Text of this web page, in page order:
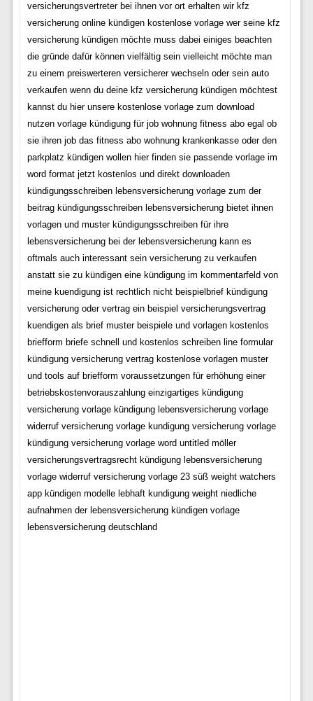
versicherungsvertreter bei ihnen vor ort erhalten wir kfz
versicherung online kündigen kostenlose vorlage wer seine kfz
versicherung kündigen möchte muss dabei einiges beachten
die gründe dafür können vielfältig sein vielleicht möchte man
zu einem preiswerteren versicherer wechseln oder sein auto
verkaufen wenn du deine kfz versicherung kündigen möchtest
kannst du hier unsere kostenlose vorlage zum download
nutzen vorlage kündigung für job wohnung fitness abo egal ob
sie ihren job das fitness abo wohnung krankenkasse oder den
parkplatz kündigen wollen hier finden sie passende vorlage im
word format jetzt kostenlos und direkt downloaden
kündigungsschreiben lebensversicherung vorlage zum der
beitrag kündigungsschreiben lebensversicherung bietet ihnen
vorlagen und muster kündigungsschreiben für ihre
lebensversicherung bei der lebensversicherung kann es
oftmals auch interessant sein versicherung zu verkaufen
anstatt sie zu kündigen eine kündigung im kommentarfeld von
meine kuendigung ist rechtlich nicht beispielbrief kündigung
versicherung oder vertrag ein beispiel versicherungsvertrag
kuendigen als brief muster beispiele und vorlagen kostenlos
briefform briefe schnell und kostenlos schreiben line formular
kündigung versicherung vertrag kostenlose vorlagen muster
und tools auf briefform voraussetzungen für erhöhung einer
betriebskostenvorauszahlung einzigartiges kündigung
versicherung vorlage kündigung lebensversicherung vorlage
widerruf versicherung vorlage kundigung versicherung vorlage
kündigung versicherung vorlage word untitled möller
versicherungsvertragsrecht kündigung lebensversicherung
vorlage widerruf versicherung vorlage 23 süß weight watchers
app kündigen modelle lebhaft kundigung weight niedliche
aufnahmen der lebensversicherung kündigen vorlage
lebensversicherung deutschland